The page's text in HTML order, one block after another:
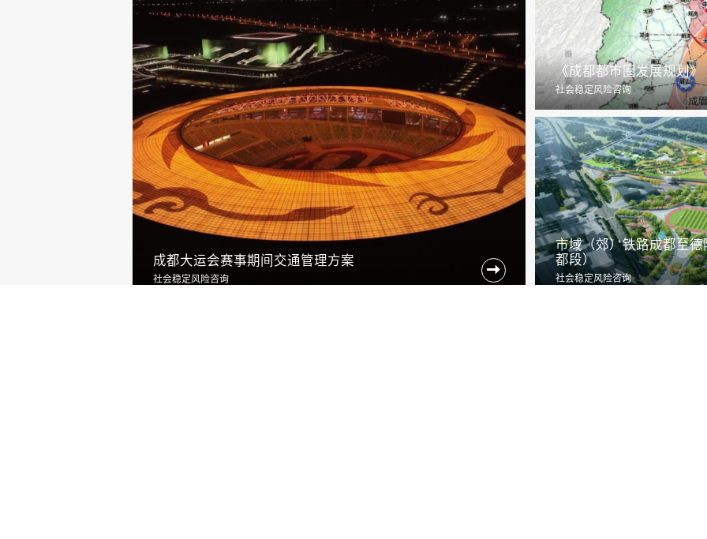
成都大运会赛事期间交通管理方案
社会稳定风险咨询

《成都都市圈发展规划》
社会稳定风险咨询
市域（郊）铁路成都至
都段）
社会稳定风险咨询